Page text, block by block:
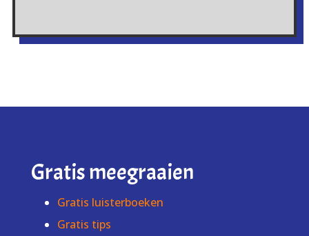
Gratis meegraaien
Gratis luisterboeken
Gratis tips